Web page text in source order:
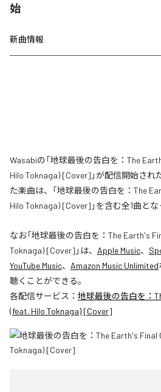
始
新曲情報
Wasabiの「地球最後の告白を：The
Hilo Toknaga) [Cover]」が配信開始さ
た楽曲は、「地球最後の告白を：The
Hilo Toknaga) [Cover]」を含む全1曲とな
なお「地球最後の告白を：The Earth's
Toknaga) [Cover] 」は、 Apple Music、
YouTube Music、 Amazon Music Unlimited
聴くことができる。
各配信サービス： 地球最後の告白を：
(feat. Hilo Toknaga) [Cover]